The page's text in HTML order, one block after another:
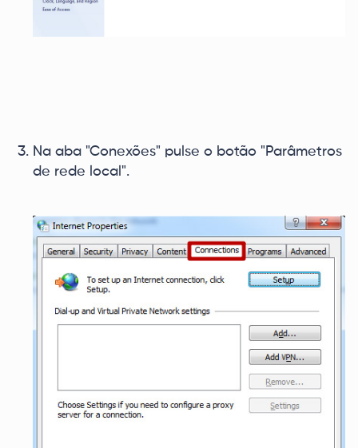
Na aba "Conexões" pulse o botão "Parâmetros
de rede local".